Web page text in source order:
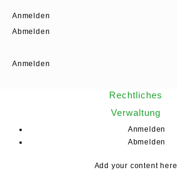
Anmelden
Abmelden
Anmelden
Rechtliches
Verwaltung
Anmelden
Abmelden
Add your content here